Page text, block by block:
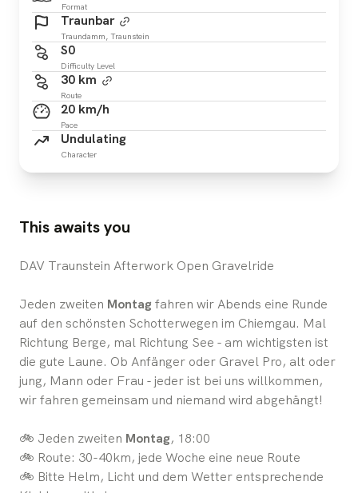
Format
Traunbar
Traundamm, Traunstein
S0
Difficulty Level
30 km
Route
20 km/h
Pace
Undulating
Character
This awaits you
DAV Traunstein Afterwork Open Gravelride
Jeden zweiten Montag fahren wir Abends eine Runde
auf den schönsten Schotterwegen im Chiemgau. Mal
Richtung Berge, mal Richtung See - am wichtigsten ist
die gute Laune. Ob Anfänger oder Gravel Pro, alt oder
jung, Mann oder Frau - jeder ist bei uns willkommen,
wir fahren gemeinsam und niemand wird abgehängt!
🚲 Jeden zweiten Montag, 18:00
🚲 Route: 30-40km, jede Woche eine neue Route
🚲 Bitte Helm, Licht und dem Wetter entsprechende